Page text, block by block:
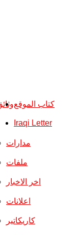
مدارات
ملفات
اخر الاخبار
اعلانات
كاريكاتير
كتاب الموقع
Iraqi Letter